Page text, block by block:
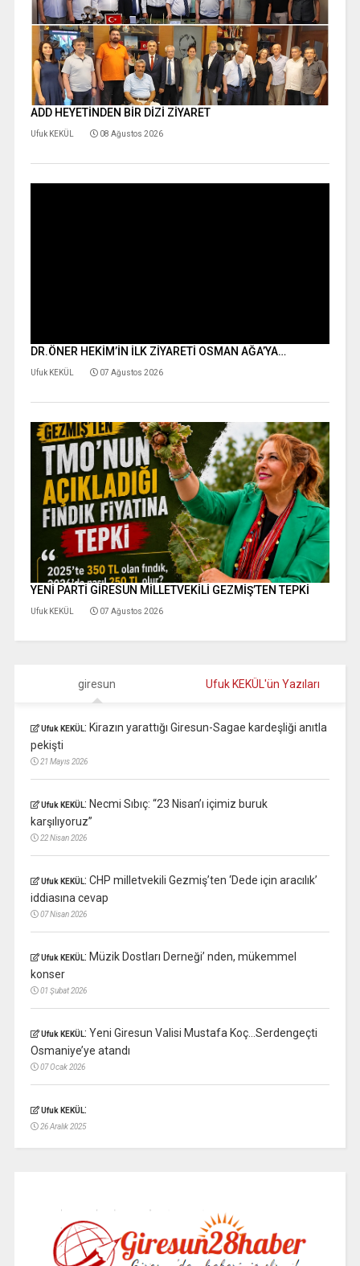
ADD HEYETİNDEN BİR DİZİ ZİYARET
Ufuk KEKÜL 08 Ağustos 2026
DR.ÖNER HEKİM’İN İLK ZİYARETİ OSMAN AĞA’YA…
Ufuk KEKÜL 07 Ağustos 2026
YENİ PARTİ GİRESUN MİLLETVEKİLİ GEZMİŞ’TEN TEPKİ
Ufuk KEKÜL 07 Ağustos 2026
giresun Ufuk KEKÜL'ün Yazıları
Ufuk KEKÜL: Kirazın yarattığı Giresun-Sagae kardeşliği anıtla
pekişti
21 Mayıs 2026
Ufuk KEKÜL: Necmi Sıbıç: “23 Nisan’ı içimiz buruk
karşılıyoruz”
22 Nisan 2026
Ufuk KEKÜL: CHP milletvekili Gezmiş’ten ‘Dede için aracılık’
iddiasına cevap
07 Nisan 2026
Ufuk KEKÜL: Müzik Dostları Derneği’ nden, mükemmel
konser
01 Şubat 2026
Ufuk KEKÜL: Yeni Giresun Valisi Mustafa Koç…Serdengeçti
Osmaniye’ye atandı
07 Ocak 2026
Ufuk KEKÜL:
26 Aralık 2025